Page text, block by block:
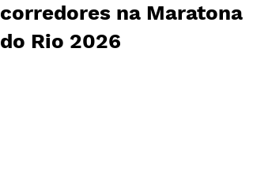
corredores na Maratona
do Rio 2026